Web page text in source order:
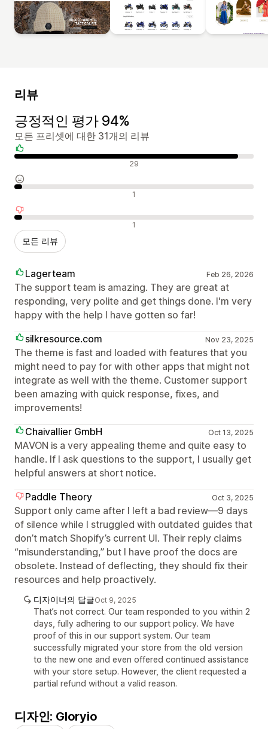
리뷰
긍정적인 평가 94%
모든 프리셋에 대한 31개의 리뷰
긍정적인 리뷰 29
중립적인 리뷰 1
부정적인 리뷰 1
모든 리뷰
Lagerteam Feb 26, 2026
The support team is amazing. They are great at
responding, very polite and get things done. I'm very
happy with the help I have gotten so far!
silkresource.com
Nov 23, 2025
The theme is fast and loaded with features that you
might need to pay for with other apps that might not
integrate as well with the theme. Customer support
been amazing with quick response, fixes, and
improvements!
Chaivallier GmbH
Oct 13, 2025
MAVON is a very appealing theme and quite easy to
handle. If I ask questions to the support, I usually get
helpful answers at short notice.
Paddle Theory
Oct 3, 2025
Support only came after I left a bad review—9 days
of silence while I struggled with outdated guides that
don’t match Shopify’s current UI. Their reply claims
“misunderstanding,” but I have proof the docs are
obsolete. Instead of deflecting, they should fix their
resources and help proactively.
디자이너의 답글Oct 9, 2025
That’s not correct. Our team responded to you within 2
days, fully adhering to our support policy. We have
proof of this in our support system. Our team
successfully migrated your store from the old version
to the new one and even offered continued assistance
with your store setup. However, the client requested a
partial refund without a valid reason.
디자인: Gloryio